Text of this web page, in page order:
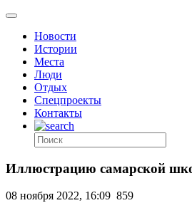
Новости
Истории
Места
Люди
Отдых
Спецпроекты
Контакты
Иллюстрацию самарской
08 ноября 2022, 16:09 859